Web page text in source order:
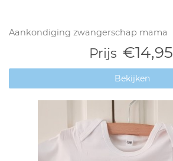
Aankondiging zwangerschap mama
Prijs €14,95
Bekijken